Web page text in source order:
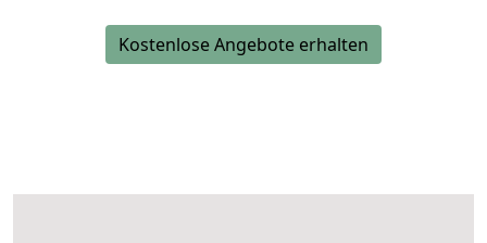
Kostenlose Angebote erhalten